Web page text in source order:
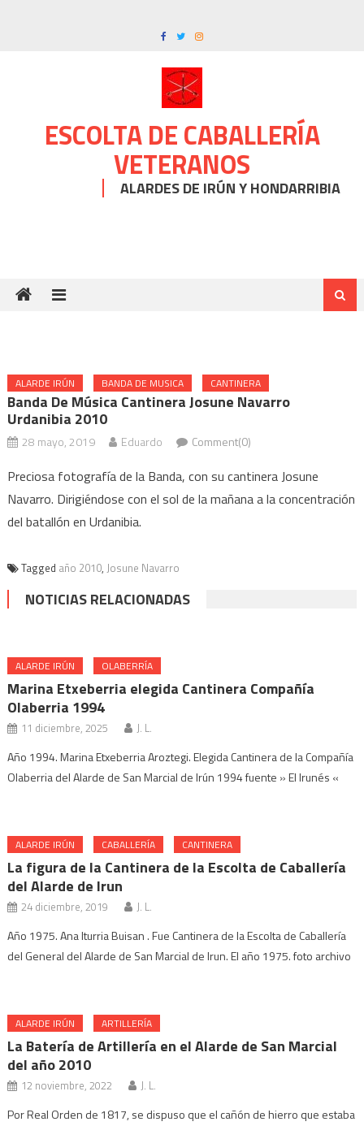
ESCOLTA DE CABALLERÍA
VETERANOS
ALARDES DE IRÚN Y HONDARRIBIA
ALARDE IRÚN BANDA DE MUSICA CANTINERA
Banda De Música Cantinera Josune Navarro
Urdanibia 2010
28 mayo, 2019 Eduardo Comment(0)
Preciosa fotografía de la Banda, con su cantinera Josune
Navarro. Dirigiéndose con el sol de la mañana a la concentración
del batallón en Urdanibia.
Tagged año 2010, Josune Navarro
NOTICIAS RELACIONADAS
ALARDE IRÚN OLABERRÍA
Marina Etxeberria elegida Cantinera Compañía
Olaberria 1994
11 diciembre, 2025 J. L.
Año 1994. Marina Etxeberria Aroztegi. Elegida Cantinera de la Compañía
Olaberria del Alarde de San Marcial de Irún 1994 fuente » El Irunés «
ALARDE IRÚN CABALLERÍA CANTINERA
La figura de la Cantinera de la Escolta de Caballería
del Alarde de Irun
24 diciembre, 2019 J. L.
Año 1975. Ana Iturria Buisan . Fue Cantinera de la Escolta de Caballería
del General del Alarde de San Marcial de Irun. El año 1975. foto archivo
ALARDE IRÚN ARTILLERÍA
La Batería de Artillería en el Alarde de San Marcial
del año 2010
12 noviembre, 2022 J. L.
Por Real Orden de 1817, se dispuso que el cañón de hierro que estaba